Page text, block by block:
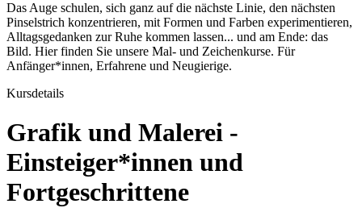
Das Auge schulen, sich ganz auf die nächste Linie, den nächsten
Pinselstrich konzentrieren, mit Formen und Farben experimentieren,
Alltagsgedanken zur Ruhe kommen lassen... und am Ende: das
Bild. Hier finden Sie unsere Mal- und Zeichenkurse. Für
Anfänger*innen, Erfahrene und Neugierige.
Kursdetails
Grafik und Malerei -
Einsteiger*innen und
Fortgeschrittene